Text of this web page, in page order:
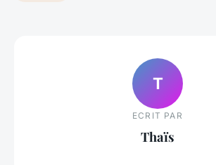
T
ECRIT PAR
Thaïs